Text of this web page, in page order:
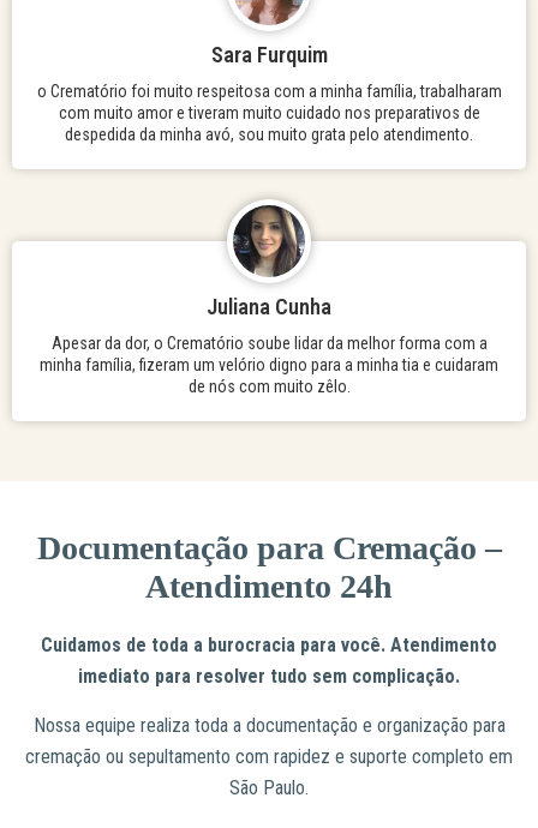
Sara Furquim
o Crematório foi muito respeitosa com a minha família, trabalharam
com muito amor e tiveram muito cuidado nos preparativos de
despedida da minha avó, sou muito grata pelo atendimento.
Juliana Cunha
Apesar da dor, o Crematório soube lidar da melhor forma com a
minha família, fizeram um velório digno para a minha tia e cuidaram
de nós com muito zêlo.
Documentação para Cremação –
Atendimento 24h
Cuidamos de toda a burocracia para você. Atendimento
imediato para resolver tudo sem complicação.
Nossa equipe realiza toda a documentação e organização para
cremação ou sepultamento com rapidez e suporte completo em
São Paulo.